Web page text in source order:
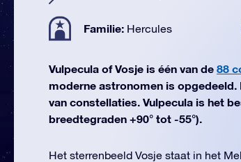
Familie: Hercules
Vulpecula of Vosje is één van de 88
moderne astronomen is
van constellaties. Vulpecula is het
breedtegraden +90° tot -55°).
Het sterrenbeeld Vosje staat in het